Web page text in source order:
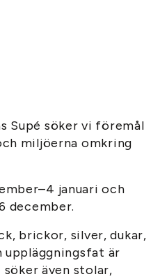
Supé söker vi föremål
miljöerna omkring
januari och
december.
brickor, silver, dukar,
är
även stolar,